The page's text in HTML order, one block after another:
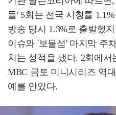
들' 5회는 전국 시청률
방송 당시 1.3%로 출발했
이슈와 '보물섬' 마지막 주
치는 성적을 냈다. 2회에서
MBC 금토 미니시리즈 역
예를 안았다.